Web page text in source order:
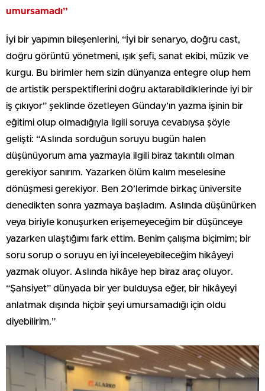
umursamadı”
İyi bir yapımın bileşenlerini, “İyi bir senaryo, doğru cast,
doğru görüntü yönetmeni, ışık şefi, sanat ekibi, müzik ve
kurgu. Bu birimler hem sizin dünyanıza entegre olup hem
de artistik perspektiflerini doğru aktarabildiklerinde iyi bir
iş çıkıyor” şeklinde özetleyen Günday’ın yazma işinin bir
eğitimi olup olmadığıyla ilgili soruya cevabıysa şöyle
gelişti: “Aslında sorduğun soruyu bugün halen
düşünüyorum ama yazmayla ilgili biraz takıntılı olman
gerekiyor sanırım. Yazarken ölüm kalım meselesine
dönüşmesi gerekiyor. Ben 20’lerimde birkaç üniversite
denedikten sonra yazmaya başladım. Aslında düşünürken
veya biriyle konuşurken erişemeyeceğim bir düşünceye
yazarken ulaştığımı fark ettim. Benim çalışma biçimim; bir
soru sorup o soruyu en iyi inceleyebileceğim hikâyeyi
yazmak oluyor. Aslında hikâye hep biraz araç oluyor.
“Şahsiyet” dünyada bir yer bulduysa eğer, bir hikâyeyi
anlatmak dışında hiçbir şeyi umursamadığı için oldu
diyebilirim.”